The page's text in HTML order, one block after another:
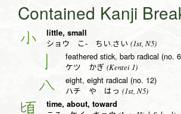
Contained Kanji
小 little, small
ショウ こ- ちい.さい (1st, N5)
亅 feathered stick, barb radical (no.
ケツ かぎ (Kentei 1)
八 eight, eight radical (no. 12)
ハチ や はっ (1st, N5)
頃 time, about, toward